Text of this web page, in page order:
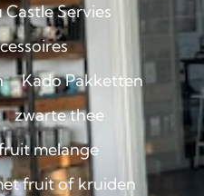
Castle Servies
Kado Pakketten
zwarte thee
melange
fruit of kruiden